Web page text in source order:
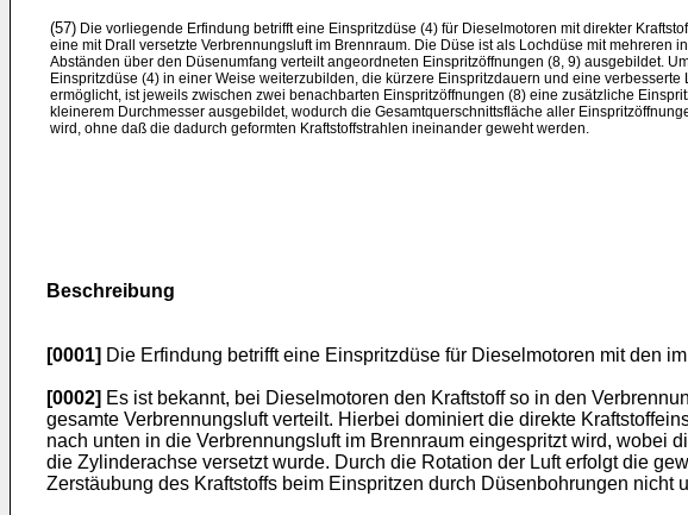
(57) Die vorliegende Erfindung betrifft eine Einspritzdüse (4) für Dieselmotoren mit direkter
eine mit Drall versetzte Verbrennungsluft im Brennraum. Die Düse ist als Lochdüse mit mehreren
Abständen über den Düsenumfang verteilt angeordneten Einspritzöffnungen (8, 9) ausgebildet.
Einspritzdüse (4) in einer Weise weiterzubilden, die kürzere Einspritzdauern und eine verbesserte
ermöglicht, ist jeweils zwischen zwei benachbarten Einspritzöffnungen (8) eine zusätzliche
kleinerem Durchmesser ausgebildet, wodurch die Gesamtquerschnittsfläche aller
wird, ohne daß die dadurch geformten Kraftstoffstrahlen ineinander geweht werden.
Beschreibung
[0001] Die Erfindung betrifft eine Einspritzdüse für Dieselmotoren mit den
[0002] Es ist bekannt, bei Dieselmotoren den Kraftstoff so in den
gesamte Verbrennungsluft verteilt. Hierbei dominiert die direkte
nach unten in die Verbrennungsluft im Brennraum eingespritzt wird,
die Zylinderachse versetzt wurde. Durch die Rotation der Luft erfolgt die
Zerstäubung des Kraftstoffs beim Einspritzen durch Düsenbohrungen nicht